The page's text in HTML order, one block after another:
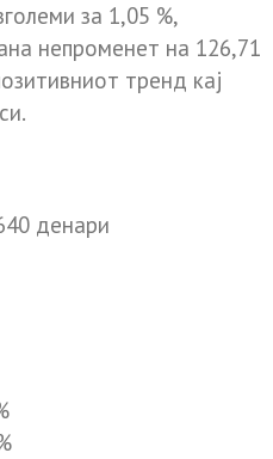
за 1,05 %,
непроменет на 126,71
тренд кај
денари